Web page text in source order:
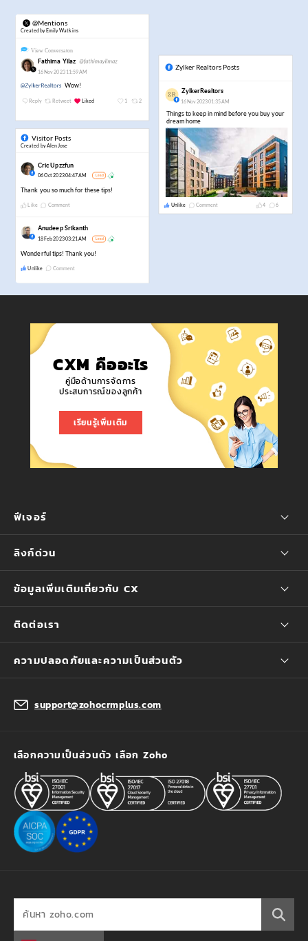
CXM คืออะไร
คู่มือด้านการจัดการ
ประสบการณ์ของลูกค้า
เรียนรู้เพิ่มเติม
ฟีเจอร์
ลิงก์ด่วน
ข้อมูลเพิ่มเติมเกี่ยวกับ CX
ติดต่อเรา
ความปลอดภัยและความเป็นส่วนตัว
support@zohocrmplus.com
เลือกความเป็นส่วนตัว เลือก Zoho